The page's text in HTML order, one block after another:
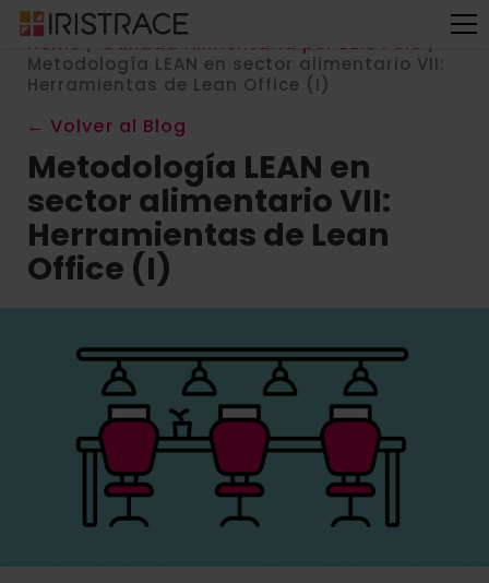
Home / Calidad Alimentaria por Luis Polo /
Metodología LEAN en sector alimentario VII:
Herramientas de Lean Office (I)
← Volver al Blog
Metodología LEAN en
sector alimentario VII:
Herramientas de Lean
Office (I)